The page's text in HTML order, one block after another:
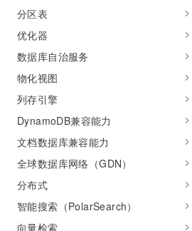
分区表
优化器
数据库自治服务
物化视图
列存引擎
DynamoDB兼容能力
文档数据库兼容能力
全球数据库网络（GDN）
分布式
智能搜索（PolarSearch）
向量检索